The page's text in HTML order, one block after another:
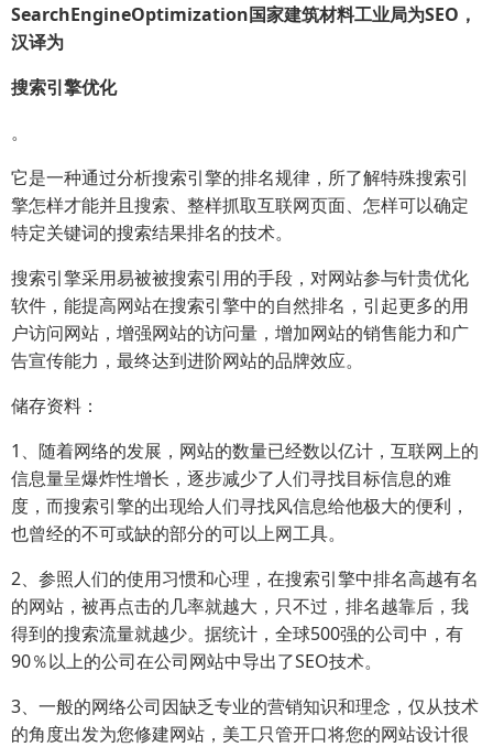
SearchEngineOptimization国家建筑材料工业局为SEO，
汉译为
搜索引擎优化
。
它是一种通过分析搜索引擎的排名规律，所了解特殊搜索引
擎怎样才能并且搜索、整样抓取互联网页面、怎样可以确定
特定关键词的搜索结果排名的技术。
搜索引擎采用易被被搜索引用的手段，对网站参与针贵优化
软件，能提高网站在搜索引擎中的自然排名，引起更多的用
户访问网站，增强网站的访问量，增加网站的销售能力和广
告宣传能力，最终达到进阶网站的品牌效应。
储存资料：
1、随着网络的发展，网站的数量已经数以亿计，互联网上的
信息量呈爆炸性增长，逐步减少了人们寻找目标信息的难
度，而搜索引擎的出现给人们寻找风信息给他极大的便利，
也曾经的不可或缺的部分的可以上网工具。
2、参照人们的使用习惯和心理，在搜索引擎中排名高越有名
的网站，被再点击的几率就越大，只不过，排名越靠后，我
得到的搜索流量就越少。据统计，全球500强的公司中，有
90％以上的公司在公司网站中导出了SEO技术。
3、一般的网络公司因缺乏专业的营销知识和理念，仅从技术
的角度出发为您修建网站，美工只管开口将您的网站设计很